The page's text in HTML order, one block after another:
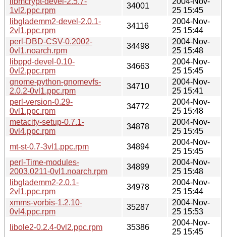
1vl2.ppc.rpm
34001
25 15:45
libglademm2-devel-2.0.1-
2vl1.ppc.rpm
34116
2004-Nov-
25 15:44
perl-DBD-CSV-0.2002-
0vl1.noarch.rpm
34498
2004-Nov-
25 15:48
libppd-devel-0.10-
0vl2.ppc.rpm
34663
2004-Nov-
25 15:45
gnome-python-gnomevfs-
2.0.2-0vl1.ppc.rpm
34710
2004-Nov-
25 15:41
perl-version-0.29-
0vl1.ppc.rpm
34772
2004-Nov-
25 15:48
metacity-setup-0.7.1-
0vl4.ppc.rpm
34878
2004-Nov-
25 15:45
mt-st-0.7-3vl1.ppc.rpm
34894
2004-Nov-
25 15:45
perl-Time-modules-
2003.0211-0vl1.noarch.rpm
34899
2004-Nov-
25 15:48
libglademm2-2.0.1-
2vl1.ppc.rpm
34978
2004-Nov-
25 15:44
xmms-vorbis-1.2.10-
0vl4.ppc.rpm
35287
2004-Nov-
25 15:53
libole2-0.2.4-0vl2.ppc.rpm
35386
2004-Nov-
25 15:45